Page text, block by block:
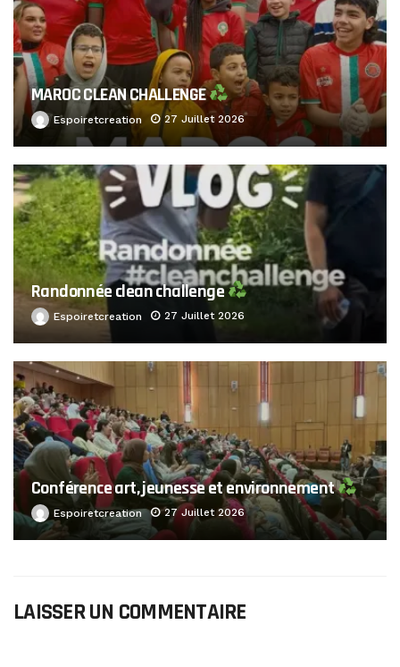
MAROC CLEAN CHALLENGE
Espoiretcreation 27 Juillet 2026
Randonnée clean challenge
Espoiretcreation 27 Juillet 2026
Conférence art, jeunesse et environnement
Espoiretcreation 27 Juillet 2026
LAISSER UN COMMENTAIRE